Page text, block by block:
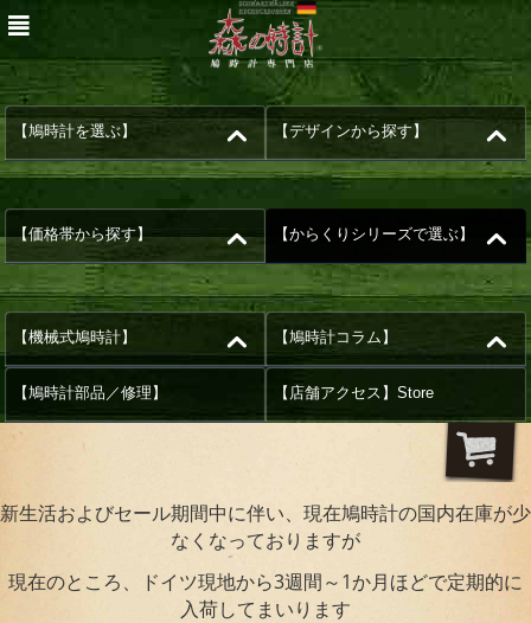
【鳩時計を選ぶ】 【デザインから探す】
【価格帯から探す】 【からくりシリーズで選ぶ】
【機械式鳩時計】 【鳩時計コラム】
【鳩時計部品／修理】 【店舗アクセス】Store
新生活およびセール期間中に伴い、現在鳩時計の国内在庫が少
なくなっておりますが
現在のところ、ドイツ現地から3週間～1か月ほどで定期的に
入荷してまいります